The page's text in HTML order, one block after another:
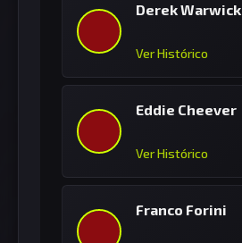
Derek Warwick
Ver Histórico
Eddie Cheever
Ver Histórico
Franco Forini